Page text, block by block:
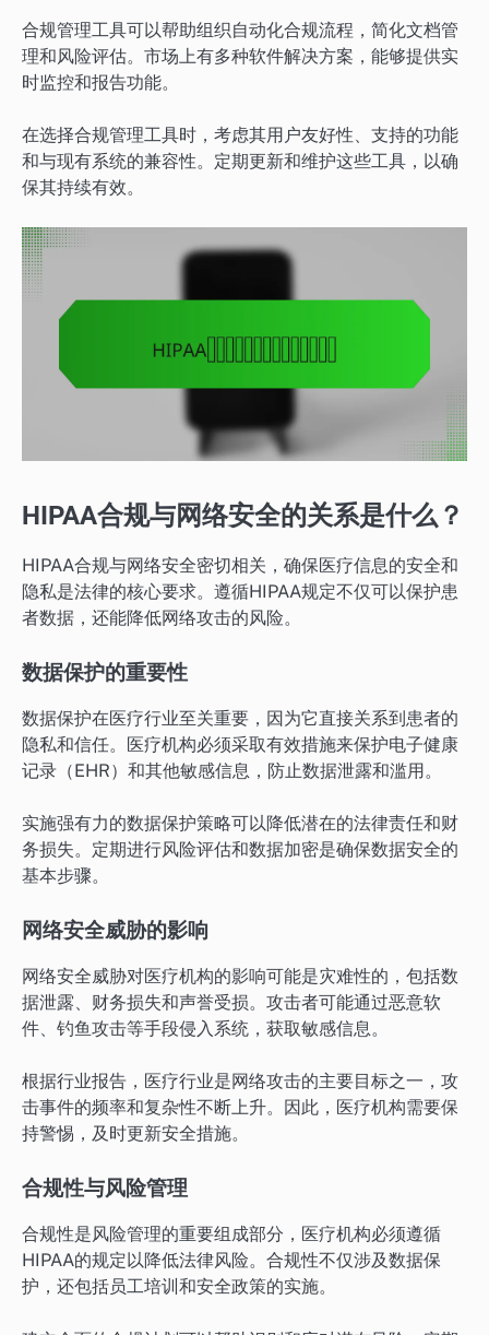
合规管理工具可以帮助组织自动化合规流程，简化文档管
理和风险评估。市场上有多种软件解决方案，能够提供实
时监控和报告功能。
在选择合规管理工具时，考虑其用户友好性、支持的功能
和与现有系统的兼容性。定期更新和维护这些工具，以确
保其持续有效。
HIPAA合规与网络安全的关系是什么？
HIPAA合规与网络安全密切相关，确保医疗信息的安全和
隐私是法律的核心要求。遵循HIPAA规定不仅可以保护患
者数据，还能降低网络攻击的风险。
数据保护的重要性
数据保护在医疗行业至关重要，因为它直接关系到患者的
隐私和信任。医疗机构必须采取有效措施来保护电子健康
记录（EHR）和其他敏感信息，防止数据泄露和滥用。
实施强有力的数据保护策略可以降低潜在的法律责任和财
务损失。定期进行风险评估和数据加密是确保数据安全的
基本步骤。
网络安全威胁的影响
网络安全威胁对医疗机构的影响可能是灾难性的，包括数
据泄露、财务损失和声誉受损。攻击者可能通过恶意软
件、钓鱼攻击等手段侵入系统，获取敏感信息。
根据行业报告，医疗行业是网络攻击的主要目标之一，攻
击事件的频率和复杂性不断上升。因此，医疗机构需要保
持警惕，及时更新安全措施。
合规性与风险管理
合规性是风险管理的重要组成部分，医疗机构必须遵循
HIPAA的规定以降低法律风险。合规性不仅涉及数据保
护，还包括员工培训和安全政策的实施。